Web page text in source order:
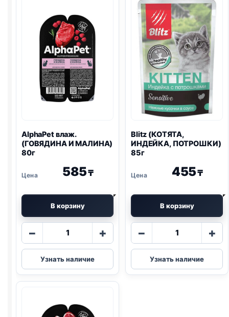
AlphaPet влаж.
(ГОВЯДИНА И МАЛИНА)
80г
585₸
В корзину
−
Количество
AlphaPet
влаж.
(ГОВЯДИНА
80г
+
Узнать наличие
Blitz (КОТЯТА,
ИНДЕЙКА, ПОТРОШКИ)
85г
455₸
В корзину
−
Количество
Blitz
(КОТЯТА,
ИНДЕЙКА,
+
Узнать наличие